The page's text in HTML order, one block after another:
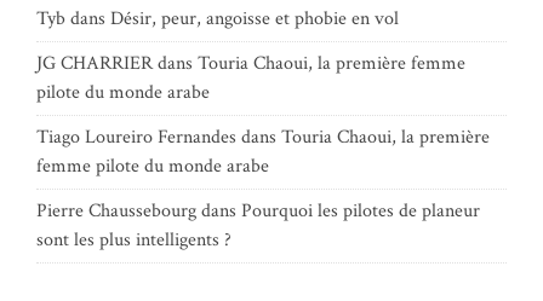
Tybdans Désir, peur, angoisse et phobie en vol
JG CHARRIERdans Touria Chaoui, la première femme
pilote du monde arabe
Tiago Loureiro Fernandes dans Touria Chaoui, la première
femme pilote du monde arabe
Pierre Chaussebourgdans Pourquoi les pilotes de planeur
sont les plus intelligents ?